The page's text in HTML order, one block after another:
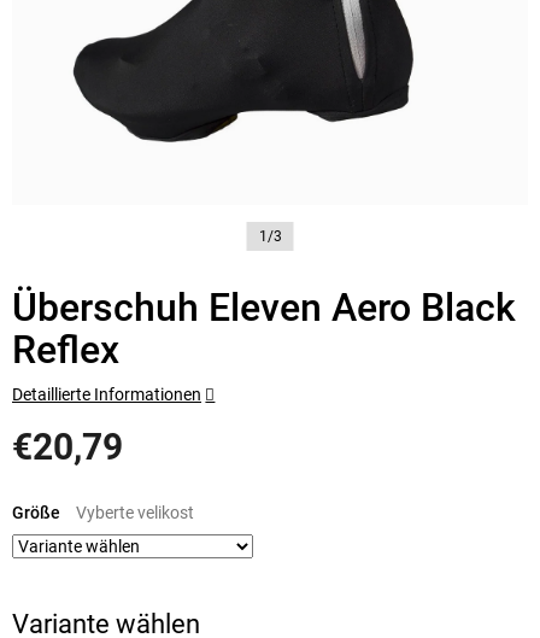
1/3
Überschuh Eleven Aero Black
Reflex
€20,79
Größe
Detaillierte Informationen